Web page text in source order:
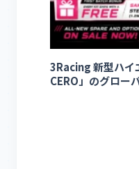
3Racing 新型ハイ
CERO」のグロー